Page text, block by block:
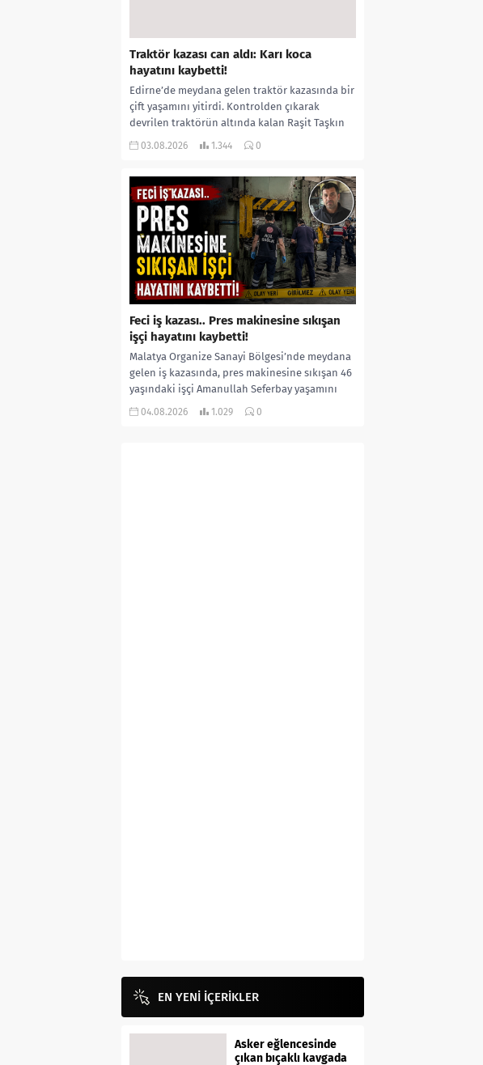
Traktör kazası can aldı: Karı koca
hayatını kaybetti!
Edirne’de meydana gelen traktör kazasında bir
çift yaşamını yitirdi. Kontrolden çıkarak
devrilen traktörün altında kalan Raşit Taşkın
ile eşi Fatma...
03.08.2026 1.344 0
Feci iş kazası.. Pres makinesine sıkışan
işçi hayatını kaybetti!
Malatya Organize Sanayi Bölgesi’nde meydana
gelen iş kazasında, pres makinesine sıkışan 46
yaşındaki işçi Amanullah Seferbay yaşamını
yitirdi. Olayla ilgili...
04.08.2026 1.029 0
EN YENİ İÇERİKLER
Asker eğlencesinde
çıkan bıçaklı kavgada